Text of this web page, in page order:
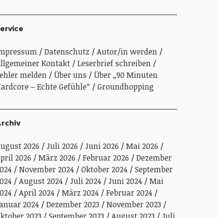
Datenschutz
Autor/in werden
Kontakt
Leserbrief schreiben
melden
Über uns
Über „90 Minuten
– Echte Gefühle“
Groundhopping
2026 Juli 2026 Juni 2026
Mai 2026
2026
März 2026 Februar 2026
Dezember
November 2024 Oktober 2024
September
August 2024 Juli 2024 Juni 2024
Mai
April 2024 März 2024
Februar 2024
2024
Dezember 2023
November 2023